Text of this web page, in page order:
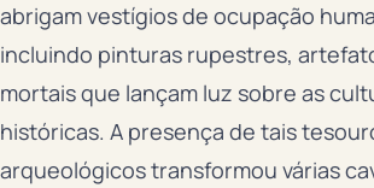
abrigam vestígios de ocupação
incluindo pinturas rupestres,
mortais que lançam luz sobre as
históricas. A presença de tais
arqueológicos transformou várias